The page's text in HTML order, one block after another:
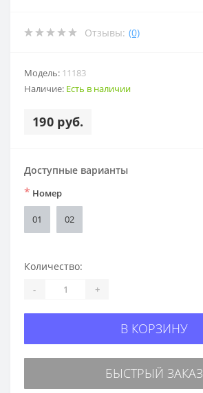
Отзывы: (0)
Модель: 11183
Наличие: Есть в наличии
190 руб.
Доступные варианты
* Номер
01 02
Количество:
- +
В КОРЗИНУ
БЫСТРЫЙ ЗАКАЗ